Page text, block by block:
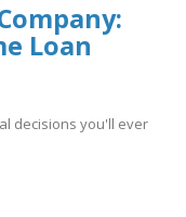
Loan
decisions you'll ever